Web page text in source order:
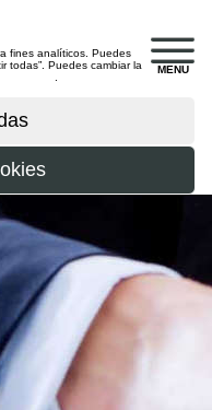
MENU
fines analíticos. Puedes
todas”. Puedes cambiar la